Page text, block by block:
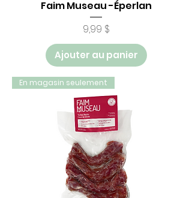
Faim Museau -Éperlan
Prix
9,99 $
Ajouter au panier
En magasin seulement